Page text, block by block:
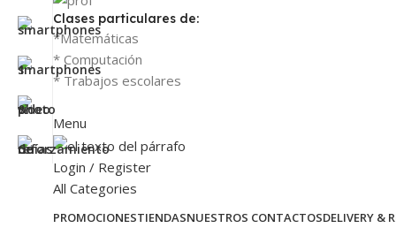
Clases particulares de:
*Matemáticas
* Computación
* Trabajos escolares
Menu
Login / Register
All Categories
PROMOCIONESTIENDASNUESTROS CONTACTOSDELIVERY &